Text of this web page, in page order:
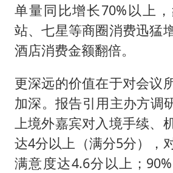
单量同比增长70%以上
站、七星等商圈消费迅猛
酒店消费金额翻倍。
更深远的价值在于对会议
加深。报告引用主办方调
上境外嘉宾对入境手续、
达4分以上（满分5分），
满意度达4.6分以上；